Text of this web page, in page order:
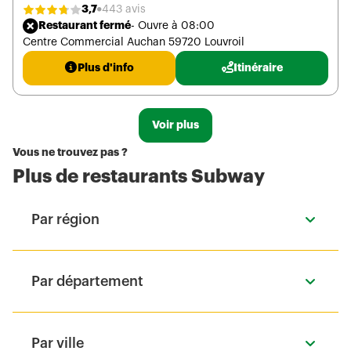
3,7 443 avis
Restaurant fermé- Ouvre à 08:00
Centre Commercial Auchan 59720 Louvroil
Plus d'info Itinéraire
Voir plus
Vous ne trouvez pas ?
Plus de restaurants Subway
Par région
Par département
Par ville